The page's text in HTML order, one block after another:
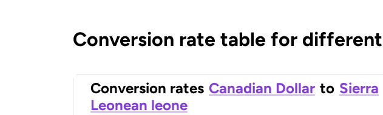
Conversion rate table for
Conversion rates Canadian Dollar to Sierra
Leonean leone